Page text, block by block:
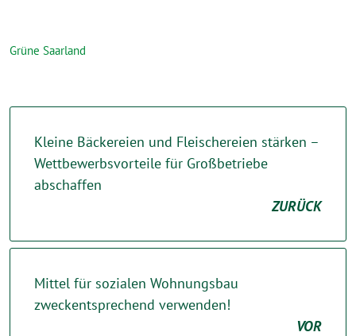
Grüne Saarland
Kleine Bäckereien und Fleischereien stärken –
Wettbewerbsvorteile für Großbetriebe
abschaffen
ZURÜCK
Mittel für sozialen Wohnungsbau
zweckentsprechend verwenden!
VOR